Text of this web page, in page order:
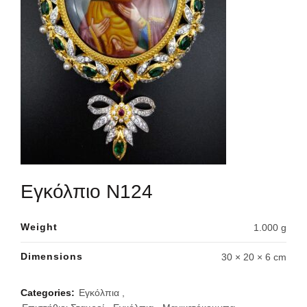
Εγκόλπιο Ν124
Weight 1.000 g
Dimensions 30 × 20 × 6 cm
Categories: Εγκόλπια